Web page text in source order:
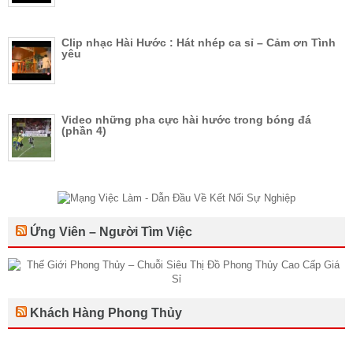
Clip nhạc Hài Hước : Hát nhép ca sỉ – Cảm ơn Tình
yêu
Video những pha cực hài hước trong bóng đá
(phần 4)
Ứng Viên – Người Tìm Việc
Khách Hàng Phong Thủy